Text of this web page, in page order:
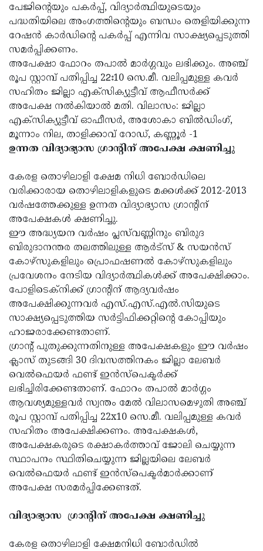
Election
2025
പേജിന്റെയും പകര്‍പ്പ്, വിദ്യാര്‍ത്ഥിയുടെയും
പദ്ധതിയിലെ അംഗത്തിന്റെയും ബന്ധം തെളിയിക്കുന്ന
റേഷന്‍ കാര്‍ഡിന്റെ പകര്‍പ്പ് എന്നിവ സാക്ഷ്യപ്പെടുത്തി
സമര്‍പ്പിക്കണം.
അപേക്ഷാ ഫോറം തപാല്‍ മാര്‍ഗ്ഗവും ലഭിക്കും. അഞ്ച്
രൂപ സ്റ്റാമ്പ് പതിപ്പിച്ച 22ഃ10 സെ.മീ. വലിപ്പമുള്ള കവര്‍
സഹിതം ജില്ലാ എക്‌സിക്യുട്ടീവ് ആഫീസര്‍ക്ക്
അപേക്ഷ നല്‍കിയാല്‍ മതി. വിലാസം: ജില്ലാ
എക്‌സിക്യുട്ടീവ് ഓഫീസര്‍, അശോകാ ബില്‍ഡിംഗ്,
മൂന്നാം നില, താളിക്കാവ് റോഡ്, കണ്ണൂര്‍ -1
ഉന്നത വിദ്യാഭ്യാസ ഗ്രാന്റിന് അപേക്ഷ ക്ഷണിച്ചു
കേരള തൊഴിലാളി ക്ഷേമ നിധി ബോര്‍ഡിലെ
വരിക്കാരായ തൊഴിലാളികളുടെ മക്കള്‍ക്ക് 2012-2013
വര്‍ഷത്തേക്കുള്ള ഉന്നത വിദ്യാഭ്യാസ ഗ്രാന്റിന്
അപേക്ഷകള്‍ ക്ഷണിച്ചു.
ഈ അദ്ധ്യയന വര്‍ഷം പ്ലസ്‌വണ്ണിനും ബിരുദ
ബിരുദാനന്തര തലത്തിലുള്ള ആര്‍ട്‌സ് & സയന്‍സ്
കോഴ്‌സുകളിലും പ്രൊഫഷണല്‍ കോഴ്‌സുകളിലും
പ്രവേശനം നേടിയ വിദ്യാര്‍ത്ഥികള്‍ക്ക് അപേക്ഷിക്കാം.
പോളിടെക്‌നിക്ക് ഗ്രാന്റിന് ആദ്യവര്‍ഷം
അപേക്ഷിക്കുന്നവര്‍ എസ്.എസ്.എല്‍.സിയുടെ
സാക്ഷ്യപ്പെടുത്തിയ സര്‍ട്ടിഫിക്കറ്റിന്റെ കോപ്പിയും
ഹാജരാക്കേണ്ടതാണ്.
ഗ്രാന്റ് പുതുക്കുന്നതിനുള്ള അപേക്ഷകളും ഈ വര്‍ഷം
ക്ലാസ് തുടങ്ങി 30 ദിവസത്തിനകം ജില്ലാ ലേബര്‍
വെല്‍ഫെയര്‍ ഫണ്ട് ഇന്‍സ്‌പെക്ടര്‍ക്ക്
ലഭിച്ചിരിക്കേണ്ടതാണ്. ഫോറം തപാല്‍ മാര്‍ഗ്ഗം
ആവശ്യമുള്ളവര്‍ സ്വന്തം മേല്‍ വിലാസമെഴുതി അഞ്ച്
രൂപ സ്റ്റാമ്പ് പതിപ്പിച്ച 22x10 സെ.മീ. വലിപ്പമുള്ള കവര്‍
സഹിതം അപേക്ഷിക്കണം. അപേക്ഷകള്‍,
അപേക്ഷകരുടെ രക്ഷാകര്‍ത്താവ് ജോലി ചെയ്യുന്ന
സ്ഥാപനം സ്ഥിതിചെയ്യുന്ന ജില്ലയിലെ ലേബര്‍
വെല്‍ഫെയര്‍ ഫണ്ട് ഇന്‍സ്‌പെക്ടര്‍മാര്‍ക്കാണ്
അപേക്ഷ സരമര്‍പ്പിക്കേണ്ടത്.
വിദ്യാഭ്യാസ ഗ്രാന്റിന് അപേക്ഷ ക്ഷണിച്ചു
കേരള തൊഴിലാളി ക്ഷേമനിധി ബോര്‍ഡില്‍